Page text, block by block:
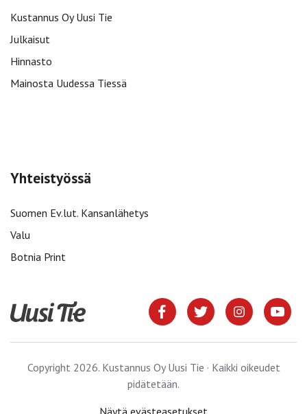
Kustannus Oy Uusi Tie
Julkaisut
Hinnasto
Mainosta Uudessa Tiessä
Yhteistyössä
Suomen Ev.lut. Kansanlähetys
Valu
Botnia Print
Copyright 2026. Kustannus Oy Uusi Tie · Kaikki oikeudet
pidätetään.